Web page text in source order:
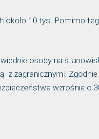
około 10 tys. Pomimo
osoby na
zagranicznymi.
wzrośnie o